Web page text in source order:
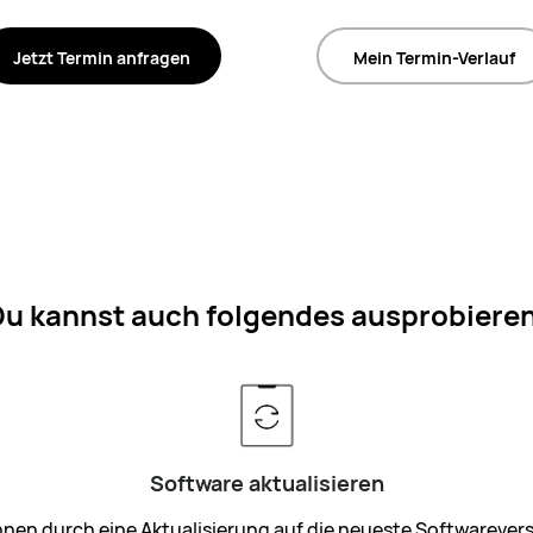
Jetzt Termin anfragen Mein Termin-Verlauf
kannst auch folgendes
Software aktualisieren